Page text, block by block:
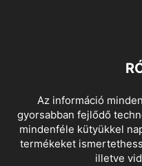
Az információ
gyorsabban fejlődő
mindenféle kütyükkel
termékeket
illetve